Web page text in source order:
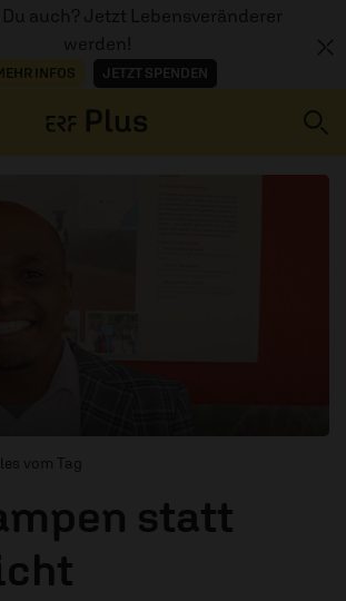
auch? Jetzt Lebensveränderer
werden!
INFOS JETZT SPENDEN
vom Tag
statt